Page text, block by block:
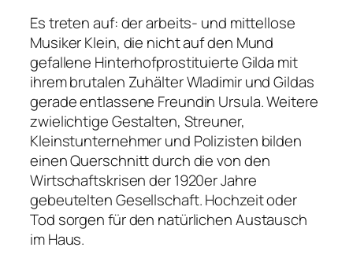
Es treten auf: der arbeits- und mittellose
Musiker Klein, die nicht auf den Mund
gefallene Hinterhofprostituierte Gilda mit
ihrem brutalen Zuhälter Wladimir und Gildas
gerade entlassene Freundin Ursula. Weitere
zwielichtige Gestalten, Streuner,
Kleinstunternehmer und Polizisten bilden
einen Querschnitt durch die von den
Wirtschaftskrisen der 1920er Jahre
gebeutelten Gesellschaft. Hochzeit oder
Tod sorgen für den natürlichen Austausch
im Haus.